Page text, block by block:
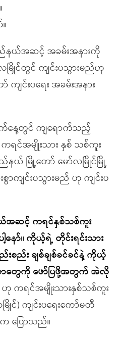
နယ်အဆင့် အခမ်းအနားကို
မြိုင်တွင် ကျင်းပသွားမည်ဟု
ျင်းပရေး အခမ်းအနား
က်နေ့တွင် ကျရောက်သည့်
ရင်အမျိုးသား နှစ် သစ်ကူး
နယ် မြို့တော် မော်လမြိုင်မြို့
ာကျင်းပသွားမည် ဟု ကျင်းပ
ယ်အဆင့် ကရင်နှစ်သစ်ကူး
ါ့နော်။ ကိုယ့်ရဲ့ တိုင်းရင်းသား
ည်း ချစ်ချစ်ခင်ခင်နဲ့ ကိုယ့်
ာတွေကို ဖော်ပြဖို့အတွက် အဲလို
ဟု ကရင်အမျိုးသားနှစ်သစ်ကူး
င်) ကျင်းပရေးကော်မတီ
ပြောသည်။